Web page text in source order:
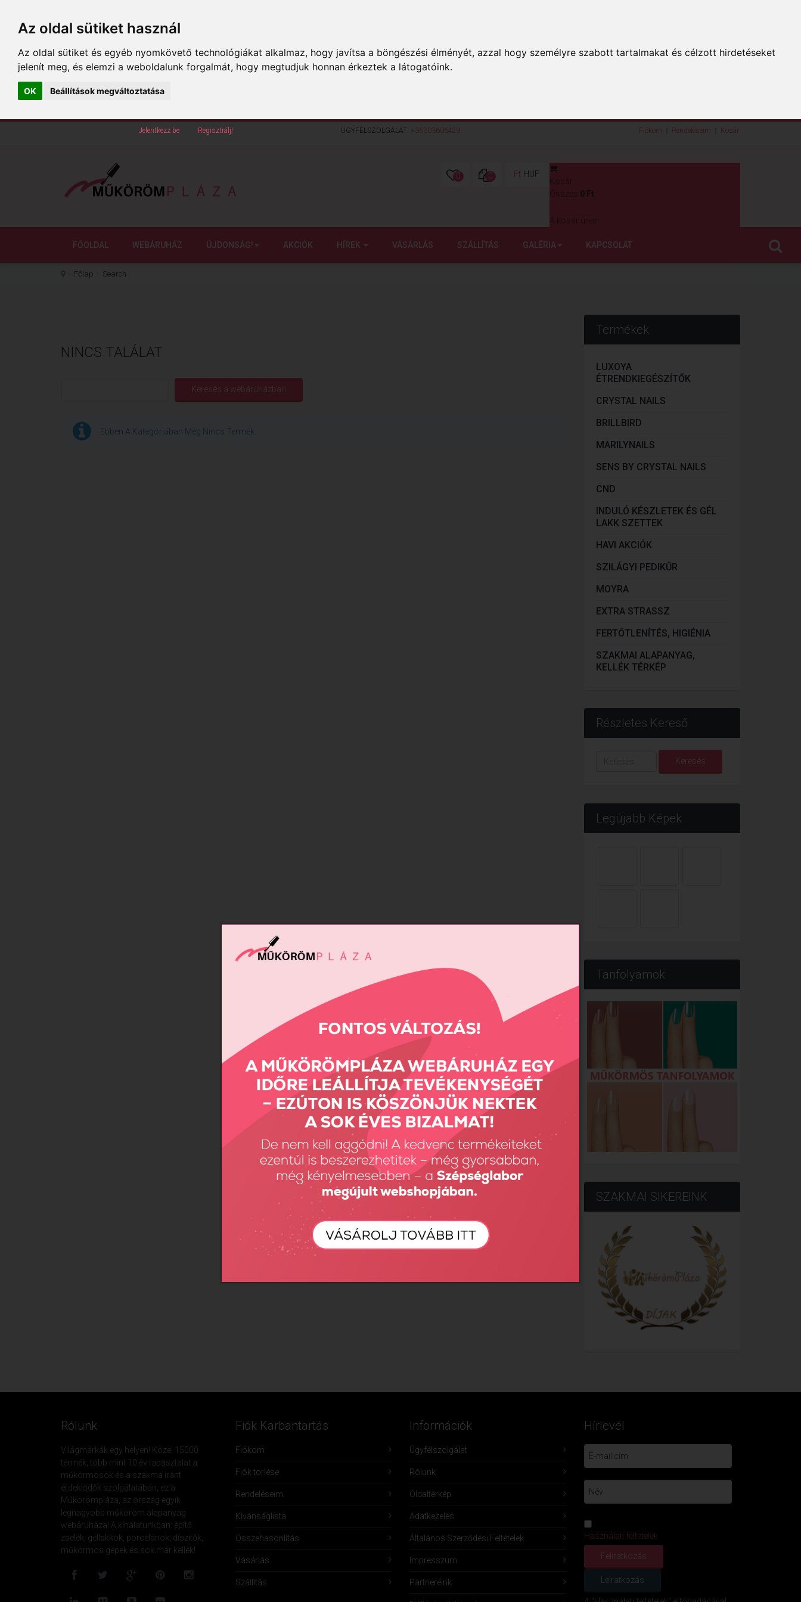
Az oldal sütiket használ
Az oldal sütiket és egyéb nyomkövető technológiákat alkalmaz, hogy javítsa a böngészési élményét, azzal hogy személyre szabott tartalmakat és célzott hirdetéseket
jelenít meg, és elemzi a weboldalunk forgalmát, hogy megtudjuk honnan érkeztek a látogatóink.
OK Beállítások megváltoztatása
Jelentkezz be Regisztrálj! ÜGYFÉLSZOLGÁLAT: +36303606429 Fiókom Rendeléseim Kosár
0 0 Ft HUF
Kosár
Összes: 0 Ft
A kosár üres!
FŐOLDAL WEBÁRUHÁZ ÚJDONSÁG! AKCIÓK HÍREK VÁSÁRLÁS SZÁLLÍTÁS GALÉRIA KAPCSOLAT
Főlap Search
NINCS TALÁLAT
Ebben A Kategóriában Még Nincs Termék.
Termékek
LUXOYA
ÉTRENDKIEGÉSZÍTŐK
CRYSTAL NAILS
BRILLBIRD
MARILYNAILS
SENS BY CRYSTAL NAILS
CND
INDULÓ KÉSZLETEK ÉS GÉL
LAKK SZETTEK
HAVI AKCIÓK
SZILÁGYI PEDIKŰR
MOYRA
EXTRA STRASSZ
FERTŐTLENÍTÉS, HIGIÉNIA
SZAKMAI ALAPANYAG,
KELLÉK TÉRKÉP
Részletes Kereső
Keresés
Legújabb Képek
Tanfolyamok
SZAKMAI SIKEREINK
Rólunk
Világmárkák egy helyen! Közel 15000
termék, több mint 10 év tapasztalat a
műkörmösök és a szakma iránt
érdeklődők szolgálatában, ez a
Műkörömpláza, az ország egyik
legnagyobb műköröm alapanyag
webáruháza! A kínálatunkban: építő
zselék, géllakkok, porcelánok, díszítők,
műkörmös gépek és sok már kellék!
Fiók Karbantartás
Fiókom
Fiók törlése
Rendeléseim
Kívánságlista
Összehasonlítás
Vásárlás
Szállítás
Információk
Ügyfélszolgálat
Rólunk
Oldaltérkép
Adatkezelés
Általános Szerződési Feltételek
Impresszum
Partnereink
Hírlevél
Használati feltételek